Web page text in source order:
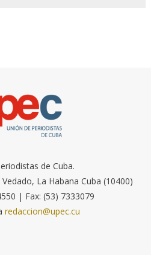
de Cuba.
La Habana Cuba (10400)
| Fax: (53) 7333079
redaccion@upec.cu